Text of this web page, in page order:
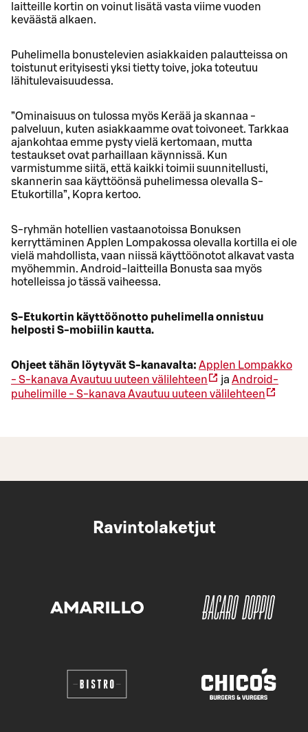
laitteille kortin on voinut lisätä vasta viime vuoden
keväästä alkaen.
Puhelimella bonustelevien asiakkaiden palautteissa on
toistunut erityisesti yksi tietty toive, joka toteutuu
lähitulevaisuudessa.
”Ominaisuus on tulossa myös Kerää ja skannaa -
palveluun, kuten asiakkaamme ovat toivoneet. Tarkkaa
ajankohtaa emme pysty vielä kertomaan, mutta
testaukset ovat parhaillaan käynnissä. Kun
varmistumme siitä, että kaikki toimii suunnitellusti,
skannerin saa käyttöönsä puhelimessa olevalla S-
Etukortilla”, Kopra kertoo.
S-ryhmän hotellien vastaanotoissa Bonuksen
kerryttäminen Applen Lompakossa olevalla kortilla ei ole
vielä mahdollista, vaan niissä käyttöönotot alkavat vasta
myöhemmin. Android-laitteilla Bonusta saa myös
hotelleissa jo tässä vaiheessa.
S-Etukortin käyttöönotto puhelimella onnistuu
helposti S-mobiilin kautta.
Ohjeet tähän löytyvät S-kanavalta: Applen Lompakko
- S-kanava Avautuu uuteen välilehteen ja Android-
puhelimille - S-kanava Avautuu uuteen välilehteen
Ravintolaketjut